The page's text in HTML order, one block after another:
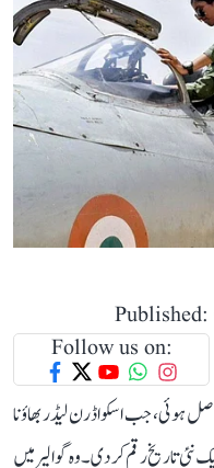
Follow us on:
ہوئی، جب اسکواڈرن لیڈر بھاؤنا
تاریخ رقم کر دی۔ وہ گوالیر میں